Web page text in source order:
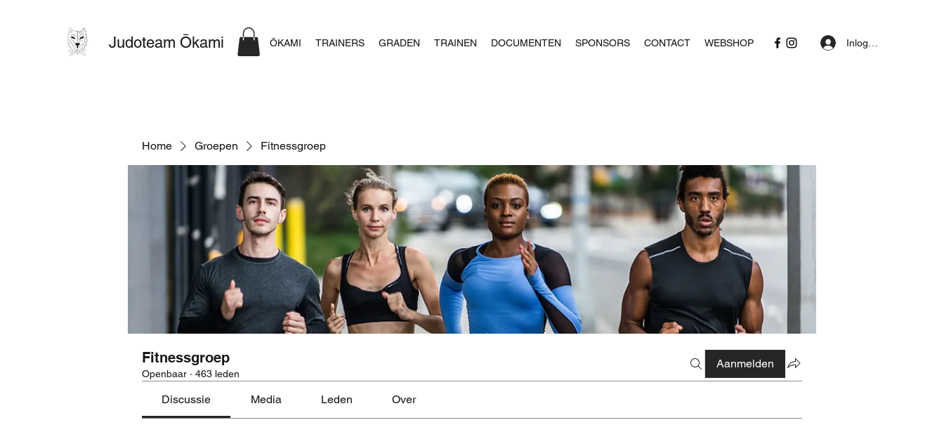
Judoteam Ōkami ŌKAMI TRAINERS GRADEN TRAINEN DOCUMENTEN SPONSORS CONTACT WEBSHOP Inloggen
Home Groepen Fitnessgroep
Fitnessgroep
Openbaar · 463 leden
Aanmelden
Discussie Media Leden Over